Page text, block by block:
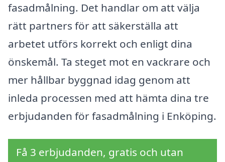
fasadmålning. Det handlar om att välja
rätt partners för att säkerställa att
arbetet utförs korrekt och enligt dina
önskemål. Ta steget mot en vackrare och
mer hållbar byggnad idag genom att
inleda processen med att hämta dina tre
erbjudanden för fasadmålning i Enköping.
Få 3 erbjudanden, gratis och utan